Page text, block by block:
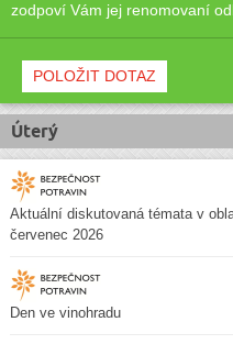
zodpoví Vám jej renomovaní
POLOŽIT DOTAZ
Úterý
Aktuální diskutovaná témata v
červenec 2026
Den ve vinohradu